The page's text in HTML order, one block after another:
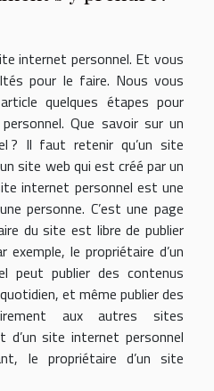
internet personnel. Et vous
pour le faire. Nous vous
quelques étapes pour
Que savoir sur un
? Il faut retenir qu’un site
site web qui est créé par un
internet personnel est une
personne. C’est une page
du site est libre de publier
exemple, le propriétaire d’un
peut publier des contenus
et même publier des
aux autres sites
d’un site internet personnel
le propriétaire d’un site